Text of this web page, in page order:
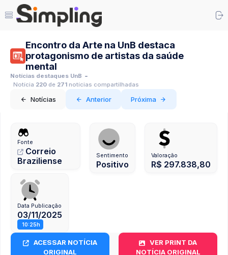
Encontro da Arte na UnB destaca
protagonismo de artistas da saúde
mental
Notícias destaques UnB
Notícia 220 de 271 notícias compartilhadas
Notícias Anterior Próxima
Fonte
Correio
Braziliense
Sentimento
Positivo
Valoração
R$ 297.838,80
Data Publicação
03/11/2025
10:25h
ACESSAR NOTÍCIA
ORIGINAL
VER PRINT DA
NOTÍCIA ORIGINAL